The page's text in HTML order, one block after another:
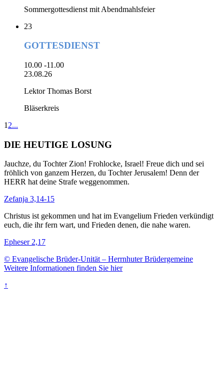
Sommergottesdienst mit Abendmahlsfeier
23
GOTTESDIENST
10.00 -11.00
23.08.26
Lektor Thomas Borst
Bläserkreis
1 2...
DIE HEUTIGE LOSUNG
Jauchze, du Tochter Zion! Frohlocke, Israel! Freue dich und sei
fröhlich von ganzem Herzen, du Tochter Jerusalem! Denn der
HERR hat deine Strafe weggenommen.
Zefanja 3,14-15
Christus ist gekommen und hat im Evangelium Frieden verkündigt
euch, die ihr fern wart, und Frieden denen, die nahe waren.
Epheser 2,17
© Evangelische Brüder-Unität – Herrnhuter Brüdergemeine
Weitere Informationen finden Sie hier
↑